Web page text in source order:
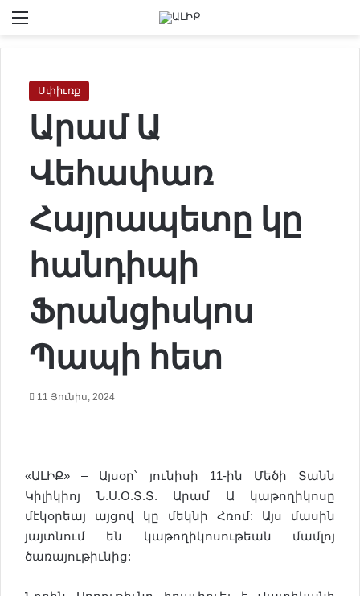
Սփիւռք
Արամ Ա
Վեհափառ
Հայրապետը կը
հանդիպի
Ֆրանցիսկոս
Պապի հետ
11 Յունիս, 2024
«ԱԼԻՔ» – Այսօր՝ յունիսի 11-ին Մեծի Տանն
Կիլիկիոյ Ն.Ս.Օ.Տ.Տ. Արամ Ա կաթողիկոսը
մէկօրեայ այցով կը մեկնի Հռոմ: Այս մասին
յայտնում են կաթողիկոսութեան մամլոյ
ծառայութիւնից: